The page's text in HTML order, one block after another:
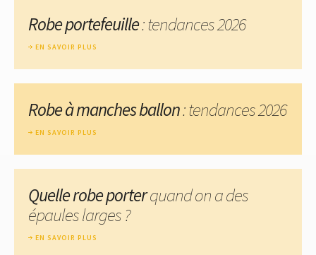
Robe portefeuille: tendances 2026
EN SAVOIR PLUS
Robe à manches ballon: tendances 2026
EN SAVOIR PLUS
Quelle robe porterquand on a des
épaules larges ?
EN SAVOIR PLUS